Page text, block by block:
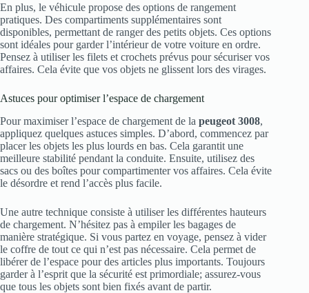
En plus, le véhicule propose des options de rangement
pratiques. Des compartiments supplémentaires sont
disponibles, permettant de ranger des petits objets. Ces options
sont idéales pour garder l’intérieur de votre voiture en ordre.
Pensez à utiliser les filets et crochets prévus pour sécuriser vos
affaires. Cela évite que vos objets ne glissent lors des virages.
Astuces pour optimiser l’espace de chargement
Pour maximiser l’espace de chargement de la peugeot 3008,
appliquez quelques astuces simples. D’abord, commencez par
placer les objets les plus lourds en bas. Cela garantit une
meilleure stabilité pendant la conduite. Ensuite, utilisez des
sacs ou des boîtes pour compartimenter vos affaires. Cela évite
le désordre et rend l’accès plus facile.
Une autre technique consiste à utiliser les différentes hauteurs
de chargement. N’hésitez pas à empiler les bagages de
manière stratégique. Si vous partez en voyage, pensez à vider
le coffre de tout ce qui n’est pas nécessaire. Cela permet de
libérer de l’espace pour des articles plus importants. Toujours
garder à l’esprit que la sécurité est primordiale; assurez-vous
que tous les objets sont bien fixés avant de partir.